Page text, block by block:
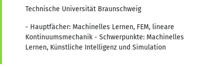
Technische Universität Braunschweig
- Hauptfächer: Machinelles Lernen, FEM, lineare
Kontinuumsmechanik - Schwerpunkte: Machinelles
Lernen, Künstliche Intelligenz und Simulation